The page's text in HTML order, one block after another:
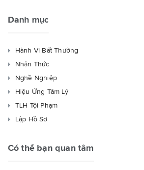
Danh mục
Hành Vi Bất Thường
Nhận Thức
Nghề Nghiệp
Hiệu Ứng Tâm Lý
TLH Tội Phạm
Lập Hồ Sơ
Có thể bạn quan tâm